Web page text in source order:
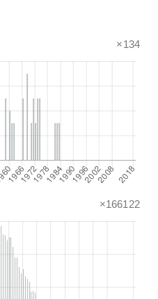
×134
×166122